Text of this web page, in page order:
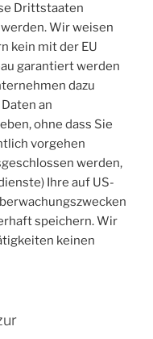
Drittstaaten
Wir weisen
kein mit der EU
garantiert werden
dazu
an
ohne dass Sie
vorgehen
werden,
Ihre auf US-
speichern. Wir
keinen